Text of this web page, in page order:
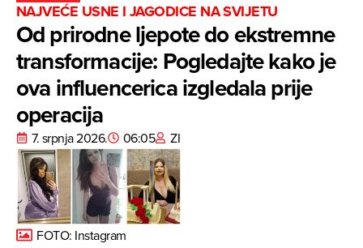
NAJVEĆE USNE I JAGODICE NA SVIJETU
Od prirodne ljepote do ekstremne
transformacije: Pogledajte kako je
ova influencerica izgledala prije
operacija
7. srpnja 2026. 06:05 ZI
FOTO: Instagram